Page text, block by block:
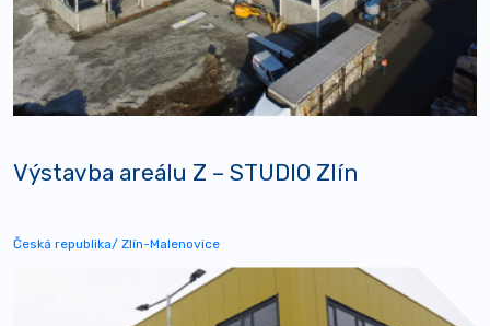
Výstavba areálu Z – STUDIO Zlín
Česká republika/ Zlín-Malenovice